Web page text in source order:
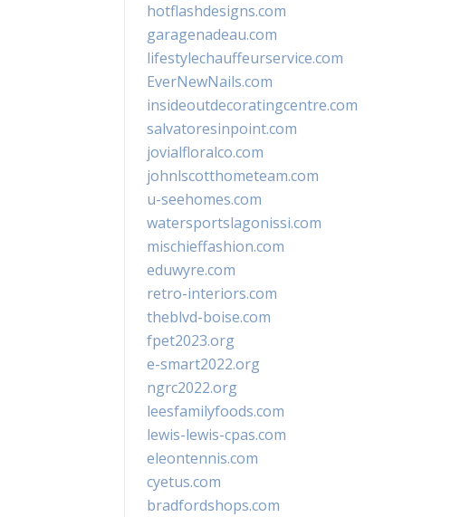
hotflashdesigns.com
garagenadeau.com
lifestylechauffeurservice.com
EverNewNails.com
insideoutdecoratingcentre.com
salvatoresinpoint.com
jovialfloralco.com
johnlscotthometeam.com
u-seehomes.com
watersportslagonissi.com
mischieffashion.com
eduwyre.com
retro-interiors.com
theblvd-boise.com
fpet2023.org
e-smart2022.org
ngrc2022.org
leesfamilyfoods.com
lewis-lewis-cpas.com
eleontennis.com
cyetus.com
bradfordshops.com